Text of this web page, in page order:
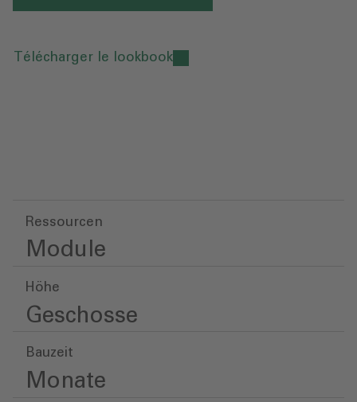
Télécharger le lookbook
Ressourcen
Module
Höhe
Geschosse
Bauzeit
Monate